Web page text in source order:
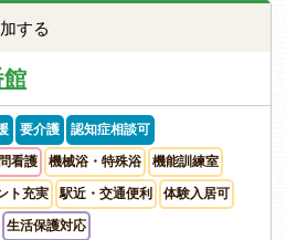
する
館
要介護 認知症相談可
看護 機械浴・特殊浴 機能訓練室
ト充実 駅近・交通便利 体験入居可
生活保護対応